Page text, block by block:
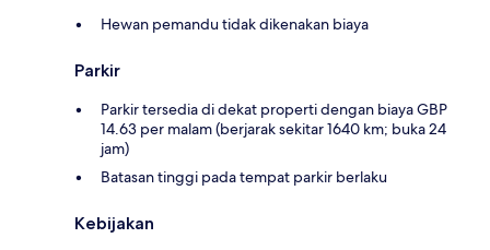
Hewan pemandu tidak dikenakan biaya
Parkir
Parkir tersedia di dekat properti dengan biaya GBP
14.63 per malam (berjarak sekitar 1640 km; buka 24
jam)
Batasan tinggi pada tempat parkir berlaku
Kebijakan